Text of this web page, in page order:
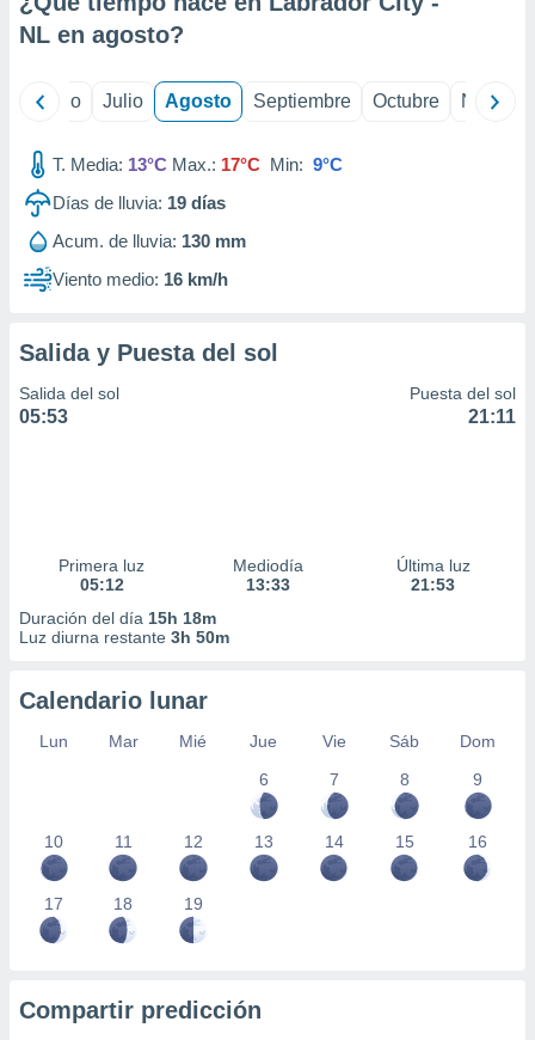
e
publicidad
publicidad
de
NL en agosto?
Junio Julio Agosto Septiembre Octubre
T. Media: 13°C Max.: 17°C Min: 9°C
Días de lluvia: 19 días
Acum. de lluvia: 130 mm
Viento medio: 16 km/h
Salida y Puesta del sol
Salida del sol
05:53
Puesta del sol
21:11
Primera luz
05:12
Mediodía
13:33
Última luz
21:53
Duración del día 15h 18m
Luz diurna restante 3h 50m
Calendario lunar
Lun Mar Mié Jue Vie Sáb
Dom
6
7 8 9
10 11 12 13 14 15 16
17 18 19
Compartir predicción